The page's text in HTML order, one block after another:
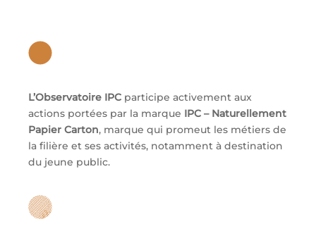
L’Observatoire IPC participe activement aux
actions portées par la marque IPC – Naturellement
Papier Carton, marque qui promeut les métiers de
la filière et ses activités, notamment à destination
du jeune public.